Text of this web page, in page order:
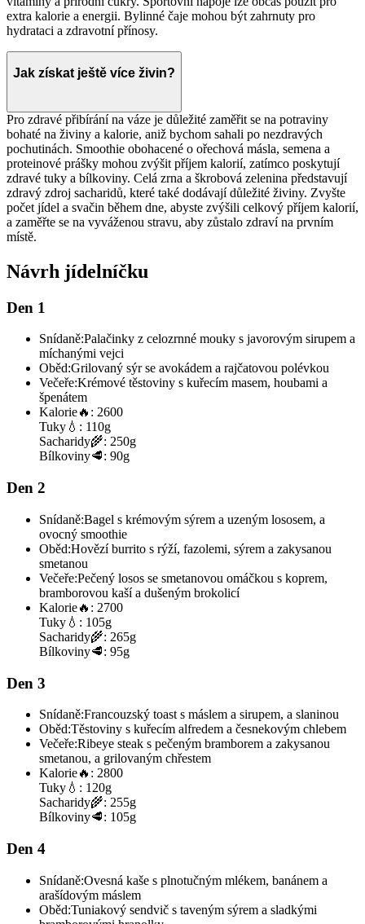
extra kalorie a energii. Bylinné čaje mohou být zahrnuty pro
hydrataci a zdravotní přínosy.
Jak získat ještě více živin?
Pro zdravé přibírání na váze je důležité zaměřit se na potraviny
bohaté na živiny a kalorie, aniž bychom sahali po nezdravých
pochutinách. Smoothie obohacené o ořechová másla, semena a
proteinové prášky mohou zvýšit příjem kalorií, zatímco poskytují
zdravé tuky a bílkoviny. Celá zrna a škrobová zelenina představují
zdravý zdroj sacharidů, které také dodávají důležité živiny. Zvyšte
počet jídel a svačin během dne, abyste zvýšili celkový příjem kalorií,
a zaměřte se na vyváženou stravu, aby zůstalo zdraví na prvním
místě.
Návrh jídelníčku
Den 1
Snídaně:Palačinky z celozrnné mouky s javorovým sirupem a
míchanými vejci
Oběd:Grilovaný sýr se avokádem a rajčatovou polévkou
Večeře:Krémové těstoviny s kuřecím masem, houbami a
špenátem
Kalorie🔥: 2600
Tuky 💧: 110g
Sacharidy🌾: 250g
Bílkoviny🥩: 90g
Den 2
Snídaně:Bagel s krémovým sýrem a uzeným lososem, a
ovocný smoothie
Oběd:Hovězí burrito s rýží, fazolemi, sýrem a zakysanou
smetanou
Večeře:Pečený losos se smetanovou omáčkou s koprem,
bramborovou kaší a dušeným brokolicí
Kalorie🔥: 2700
Tuky 💧: 105g
Sacharidy🌾: 265g
Bílkoviny🥩: 95g
Den 3
Snídaně:Francouzský toast s máslem a sirupem, a slaninou
Oběd:Těstoviny s kuřecím alfredem a česnekovým chlebem
Večeře:Ribeye steak s pečeným bramborem a zakysanou
smetanou, a grilovaným chřestem
Kalorie🔥: 2800
Tuky 💧: 120g
Sacharidy🌾: 255g
Bílkoviny🥩: 105g
Den 4
Snídaně:Ovesná kaše s plnotučným mlékem, banánem a
arašídovým máslem
Oběd:Tuniakový sendvič s taveným sýrem a sladkými